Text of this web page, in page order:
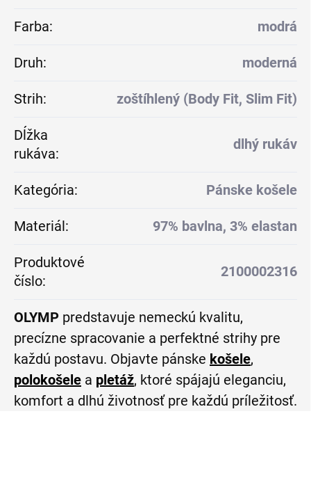
Farba: modrá
Druh: moderná
Strih: zoštíhlený (Body Fit, Slim Fit)
Dĺžka
rukáva:
dlhý rukáv
Kategória: Pánske košele
Materiál: 97% bavlna, 3% elastan
Produktové
číslo:
2100002316
OLYMP predstavuje nemeckú kvalitu,
precízne spracovanie a perfektné strihy pre
každú postavu. Objavte pánske košele,
polokošele a pletáž, ktoré spájajú eleganciu,
komfort a dlhú životnosť pre každú príležitosť.